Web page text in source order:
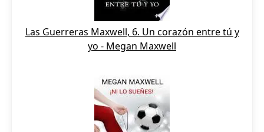
Las Guerreras Maxwell, 6. Un corazón entre tú y
yo - Megan Maxwell